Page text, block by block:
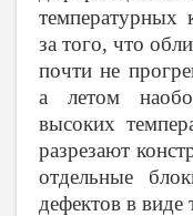
температурных
за того, что
почти не
а летом
высоких
разрезают
отдельные
дефектов в виде